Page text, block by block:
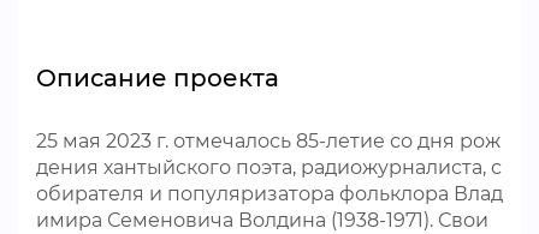
Описание проекта
25 мая 2023 г. отмечалось 85-летие со дня рож
дения хантыйского поэта, радиожурналиста, с
обирателя и популяризатора фольклора Влад
имира Семеновича Волдина (1938-1971). Свои